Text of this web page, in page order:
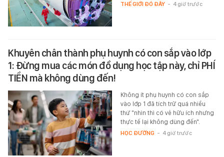
THẾ GIỚI ĐÓ ĐÂY - 4 giờ trước
Khuyên chân thành phụ huynh có con sắp vào lớp
1: Đừng mua các món đồ dụng học tập này, chỉ PHÍ
TIỀN mà không dùng đến!
Không ít phụ huynh có con sắp
vào lớp 1 đã tích trữ quá nhiều
thứ "nhìn thì có vẻ hữu ích nhưng
thực tế lại không dùng đến".
HỌC ĐƯỜNG - 4 giờ trước